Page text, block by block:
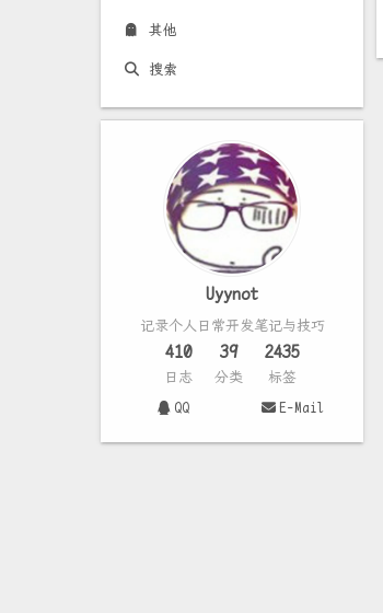
其他
搜索
Uyynot
记录个人日常开发笔记与技巧
410
日志
39
分类
2435
标签
QQ
E-Mail